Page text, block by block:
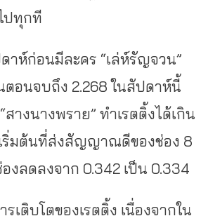
ปทุกที
าห์ก่อนมีละคร “เล่ห์รัญจวน”
ตอนจบถึง 2.268 ในสัปดาห์นี้
สางนางพราย” ทำเรตติ้งได้เกิน
เริ่มต้นที่ส่งสัญญาณดีของช่อง 8
องลดลงจาก 0.342 เป็น 0.334
เติบโตของเรตติ้ง เนื่องจากใน